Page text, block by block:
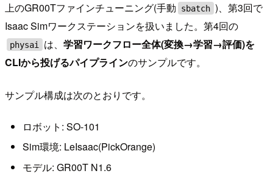
上のGR00Tファインチューニング(手動
sbatch )、第3回で
Isaac Simワークステーションを扱いました。第4回の
physai は、学習ワークフロー全体(変換→学習→評価)を
CLIから投げるパイプラインのサンプルです。
サンプル構成は次のとおりです。
ロボット: SO-101
Sim環境: LeIsaac(PickOrange)
モデル: GR00T N1.6